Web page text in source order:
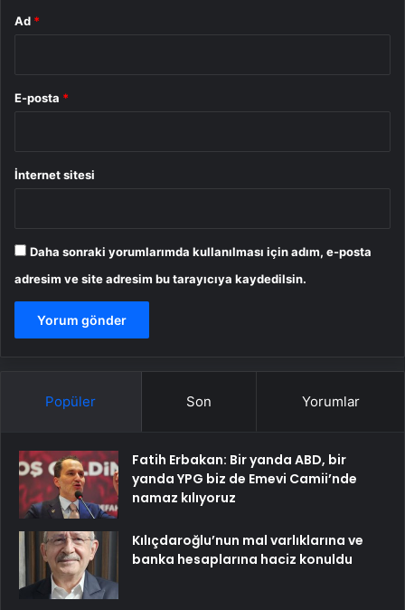
Ad *
E-posta *
İnternet sitesi
Daha sonraki yorumlarımda kullanılması için adım, e-posta
adresim ve site adresim bu tarayıcıya kaydedilsin.
Popüler Son Yorumlar
Fatih Erbakan: Bir yanda ABD, bir
yanda YPG biz de Emevi Camii’nde
namaz kılıyoruz
Kılıçdaroğlu’nun mal varlıklarına ve
banka hesaplarına haciz konuldu